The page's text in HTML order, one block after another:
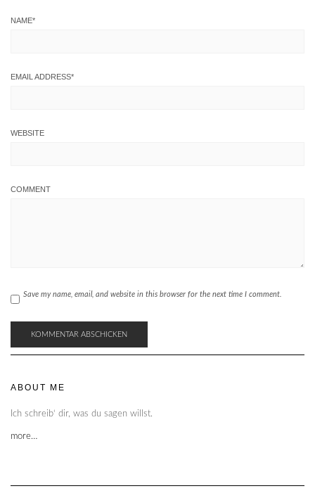
NAME*
EMAIL ADDRESS*
WEBSITE
COMMENT
Save my name, email, and website in this browser for the next time I comment.
ABOUT ME
Ich schreib‘ dir, was du sagen willst.
more…